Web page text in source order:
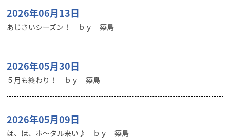
2026年06月13日
あじさいシーズン！ ｂｙ 築島
2026年05月30日
５月も終わり！ ｂｙ 築島
2026年05月09日
ほ、ほ、ホ～タル来い♪ ｂｙ 築島